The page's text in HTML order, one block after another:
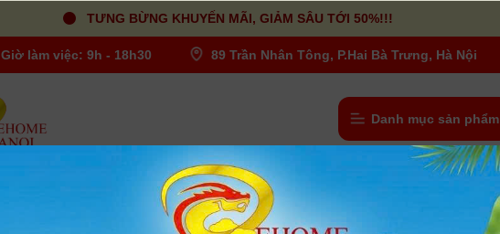
TƯNG BỪNG KHUYẾN MÃI, GIẢM SÂU TỚI 50%!!!
Giờ làm việc: 9h - 18h30 89 Trần Nhân Tông, P.Hai Bà Trưng, Hà Nội
Danh mục sản phẩm
Pin Canon LP - E17